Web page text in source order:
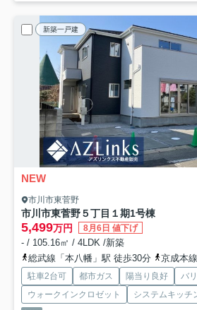
新築一戸建
NEW
市川市東菅野
市川市東菅野５丁目１期1号棟
5,499万円 8月6日 値下げ
- / 105.16㎡ / 4LDK /新築
総武線「本八幡」駅 徒歩30分
京成本線
駐車2台可 都市ガス 陽当り良好
バ
ウォークインクロゼット
システムキッチ